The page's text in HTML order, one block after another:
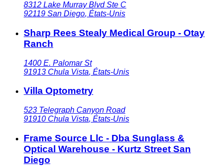
8312 Lake Murray Blvd Ste C
92119 San Diego, États-Unis
Sharp Rees Stealy Medical Group - Otay
Ranch
1400 E. Palomar St
91913 Chula Vista, États-Unis
Villa Optometry
523 Telegraph Canyon Road
91910 Chula Vista, États-Unis
Frame Source Llc - Dba Sunglass &
Optical Warehouse - Kurtz Street San
Diego